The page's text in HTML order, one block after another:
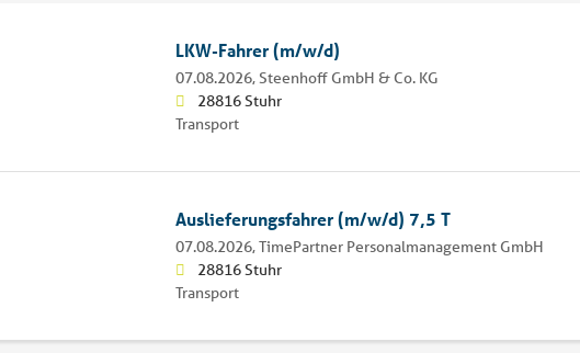
LKW-Fahrer (m/w/d)
07.08.2026, Steenhoff GmbH & Co. KG
28816 Stuhr
Transport
Auslieferungsfahrer (m/w/d) 7,5 T
07.08.2026,TimePartner Personalmanagement GmbH
28816 Stuhr
Transport